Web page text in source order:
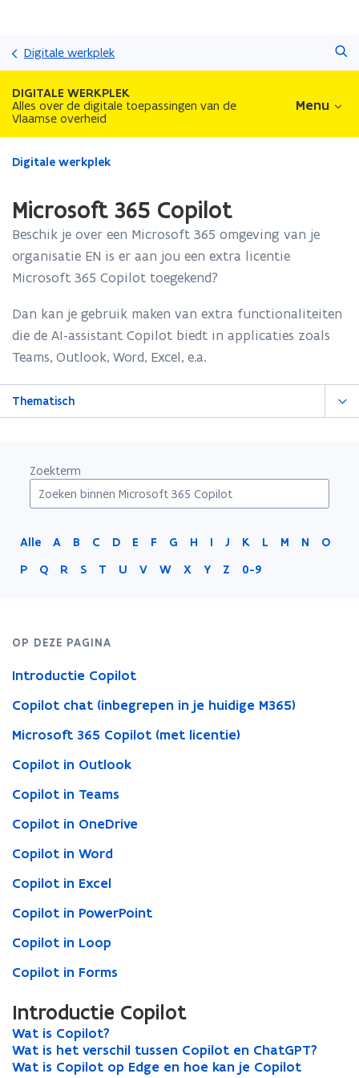
inhoud
Digitale werkplek
DIGITALE WERKPLEK
Alles over de digitale toepassingen van de
Vlaamse overheid
Menu
Gedaan
bevindt
op:
Microsoft
Copilot
Digitale werkplek
Microsoft 365 Copilot
Beschik je over een Microsoft 365 omgeving van je
organisatie EN is er aan jou een extra licentie
Microsoft 365 Copilot toegekend?
Dan kan je gebruik maken van extra functionaliteiten
die de AI-assistant Copilot biedt in applicaties zoals
Teams, Outlook, Word, Excel, e.a.
Thematisch
Zoekterm
Alle A B C D E F G H I J K L M N
O
P
Q R S T U V W X Y Z 0-9
OP DEZE PAGINA
Introductie Copilot
Copilot chat (inbegrepen in je huidige M365)
Microsoft 365 Copilot (met licentie)
Copilot in Outlook
Copilot in Teams
Copilot in OneDrive
Copilot in Word
Copilot in Excel
Copilot in PowerPoint
Copilot in Loop
Copilot in Forms
Introductie Copilot
W
a
t
Wat is Copilot?
W
a
t
W
a
Wat is het verschil tussen Copilot en ChatGPT?
W
a
W
Wat is Copilot op Edge en hoe kan je Copilot
W